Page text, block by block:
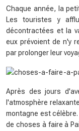
Chaque année, la
Les touristes y
décontractées et la
eux prévoient de n'y
par prolonger leur
Après des jours
l'atmosphère
montagne est
de choses à faire à